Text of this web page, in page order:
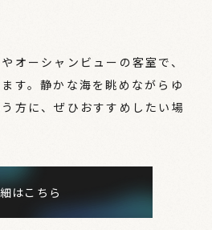
オーシャンビューの客室で、
す。静かな海を眺めながらゆ
方に、ぜひおすすめしたい場
はこちら